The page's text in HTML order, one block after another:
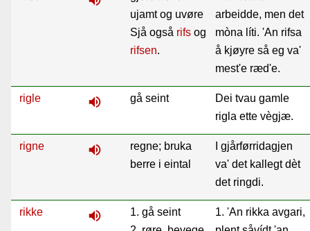
ujamt og uvøre
Sjå også rifs og
rifsen.
arbeidde, men det
mòna líti. 'An rifsa
å kjøyre så eg va'
mest'e ræd'e.
rigle volume_up gå seint
Dei tvau gamle
rigla ette vègjæ.
rigne volume_up
regne; bruka
berre i eintal
I gjårførridagjen
va' det kallegt dèt
det ringdi.
rikke volume_up
1. gå seint
1. 'An rikka avgari,